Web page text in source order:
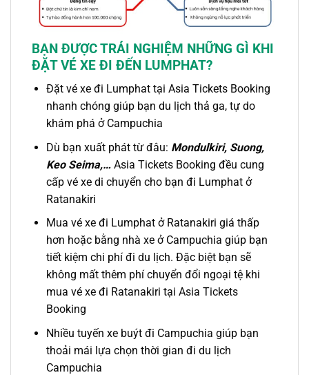
BẠN ĐƯỢC TRẢI NGHIỆM NHỮNG GÌ KHI
ĐẶT VÉ XE ĐI ĐẾN LUMPHAT?
Đặt vé xe đi Lumphattại Asia Tickets Booking
nhanh chóng giúp bạn du lịch thả ga, tự do
khám phá ở Campuchia
Dù bạn xuất phát từ đâu: Mondulkiri, Suong,
Keo Seima,…Asia Tickets Booking đều cung
cấp vé xe di chuyển cho bạn đi Lumphat ở
Ratanakiri
Mua vé xe đi Lumphat ởRatanakiri giá thấp
hơn hoặc bằng nhà xe ở Campuchia giúp bạn
tiết kiệm chi phí đi du lịch. Đặc biệt bạn sẽ
không mất thêm phí chuyển đổi ngoại tệ khi
mua vé xe đi Ratanakiri tại Asia Tickets
Booking
Nhiều tuyến xe buýt đi Campuchia giúp bạn
thoải mái lựa chọn thời gian đi du lịch
Campuchia